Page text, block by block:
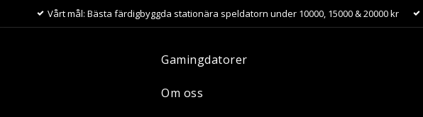
Vårt mål: Bästa färdigbyggda stationära speldatorn under 10000, 15000 & 20000 kr
Gamingdatorer
Om oss